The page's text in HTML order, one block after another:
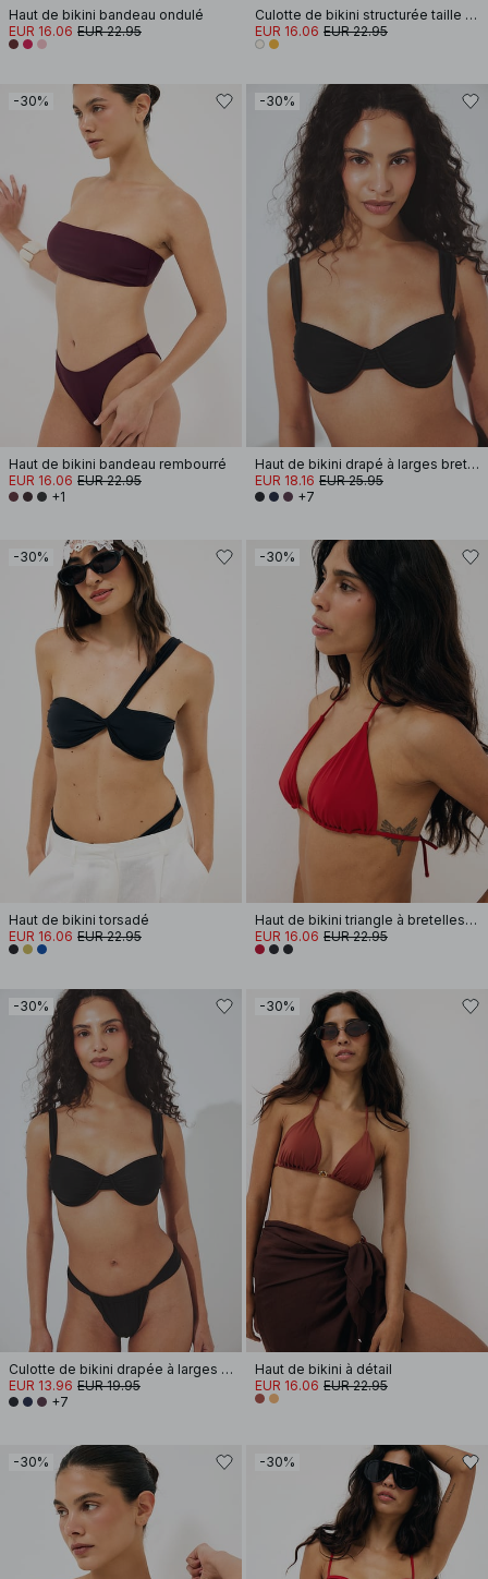
Haut de bikini bandeau ondulé
EUR 16.06 EUR 22.95
Culotte de bikini structurée taille haute
EUR 16.06 EUR 22.95
-30%
Haut de bikini bandeau rembourré
EUR 16.06 EUR 22.95
+1
-30%
Haut de bikini drapé à larges bretelles
EUR 18.16 EUR 25.95
+7
-30%
Haut de bikini torsadé
EUR 16.06 EUR 22.95
-30%
Haut de bikini triangle à bretelles spaghetti
EUR 16.06 EUR 22.95
-30%
Culotte de bikini drapée à larges bretelles
EUR 13.96 EUR 19.95
+7
-30%
Haut de bikini à détail
EUR 16.06 EUR 22.95
-30% -30%